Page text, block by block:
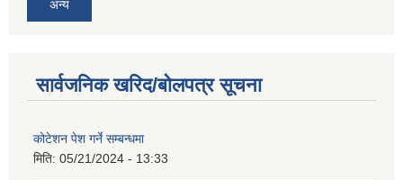
अन्य
सार्वजनिक खरिद/बोलपत्र सूचना
कोटेशन पेश गर्ने सम्बन्धमा
मिति: 05/21/2024 - 13:33